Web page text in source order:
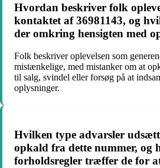
Hvordan beskriver folk
kontaktet af 36981143, og
der omkring hensigten med
Folk beskriver oplevelsen som
mistænkelige, med mistanker om at
til salg, svindel eller forsøg på at
oplysninger.
Hvilken type advarsler
opkald fra dette nummer, og
forholdsregler træffer de for